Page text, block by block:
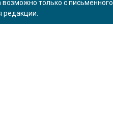
только с письменного
редакции.